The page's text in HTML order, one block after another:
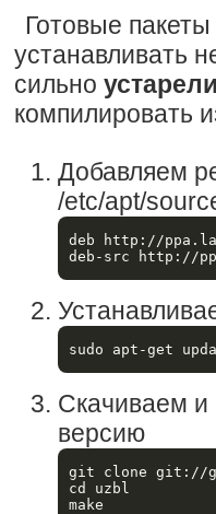
Готовые
устанавливать
сильно
компилировать
Добавляем
/etc/apt/
deb http://
sudo apt-get
Скачиваем
версию
git clone git://
cd uzbl
make